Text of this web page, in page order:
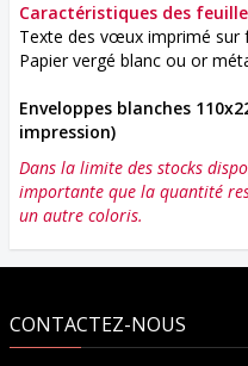
Caractéristiques des
Texte des vœux imprimé sur
Papier vergé blanc ou or
Enveloppes blanches
impression)
Dans la limite des stocks
importante que la quantité
un autre coloris.
CONTACTEZ-NOUS